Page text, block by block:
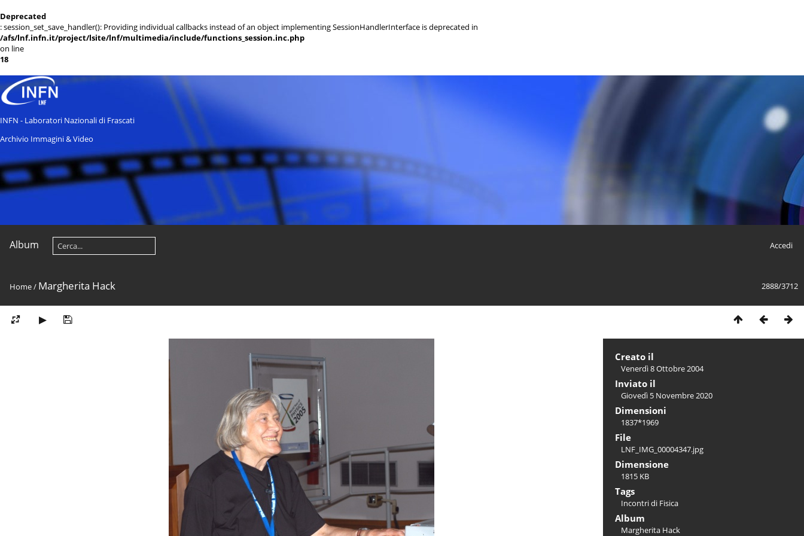
Deprecated
: session_set_save_handler(): Providing individual callbacks instead of an object implementing SessionHandlerInterface is deprecated in
/afs/lnf.infn.it/project/lsite/lnf/multimedia/include/functions_session.inc.php
on line
18
INFN - Laboratori Nazionali di Frascati
Archivio Immagini & Video
Album Accedi
2888/3712
Home/ Margherita Hack
Creato il
Venerdì 8 Ottobre 2004
Inviato il
Giovedì 5 Novembre 2020
Dimensioni
1837*1969
File
LNF_IMG_00004347.jpg
Dimensione
1815 KB
Tags
Incontri di Fisica
Album
Margherita Hack